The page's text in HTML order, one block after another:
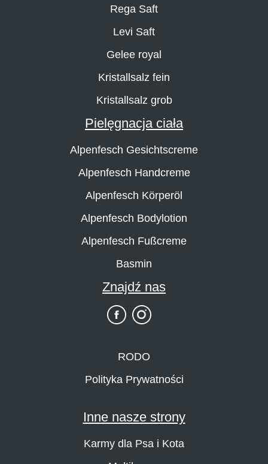
Rega Saft
Levi Saft
Gelee royal
Kristallsalz fein
Kristallsalz grob
Pielęgnacja ciała
Alpenfesch Gesichtscreme
Alpenfesch Handcreme
Alpenfesch Körperöl
Alpenfesch Bodylotion
Alpenfesch Fußcreme
Basmin
Znajdź nas
RODO
Polityka Prywatności
Inne nasze strony
Karmy dla Psa i Kota